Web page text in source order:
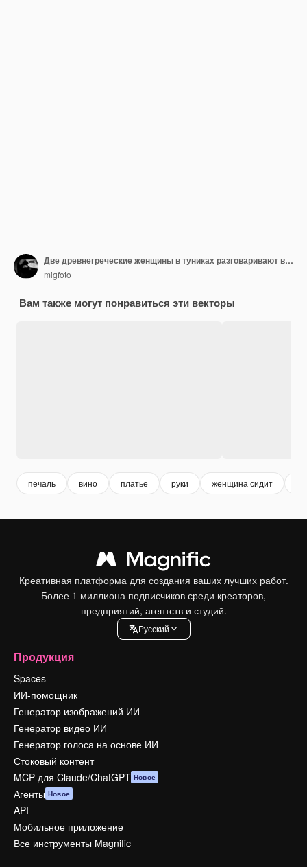
Две древнегреческие женщины в туниках разговаривают возле кувшина с вином.
migfoto
Вам также могут понравиться эти векторы
печаль вино платье руки женщина сидит
Креативная платформа для создания ваших лучших работ.
Более 1 миллиона подписчиков среди креаторов,
предприятий, агентств и студий.
Pусский
Продукция
Spaces
ИИ-помощник
Генератор изображений ИИ
Генератор видео ИИ
Генератор голоса на основе ИИ
Стоковый контент
MCP для Claude/ChatGPT Новое
Агенты Новое
API
Мобильное приложение
Все инструменты Magnific